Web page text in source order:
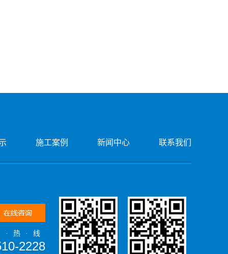
施工案例 新闻中心 联系我们
·热·线
2228